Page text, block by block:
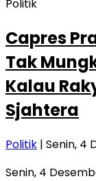
Politik
Capres
Tak
Kalau
Sjahtera
Politik | Senin, 4
Senin, 4